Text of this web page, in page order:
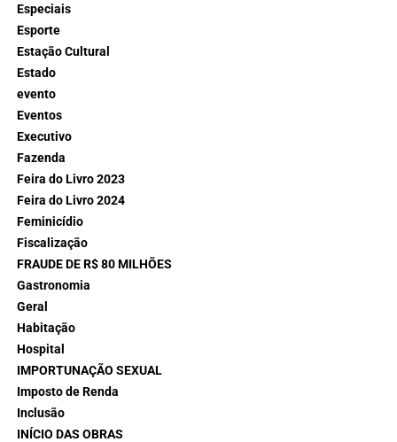
Especiais
Esporte
Estação Cultural
Estado
evento
Eventos
Executivo
Fazenda
Feira do Livro 2023
Feira do Livro 2024
Feminicídio
Fiscalização
FRAUDE DE R$ 80 MILHÕES
Gastronomia
Geral
Habitação
Hospital
IMPORTUNAÇÃO SEXUAL
Imposto de Renda
Inclusão
INÍCIO DAS OBRAS